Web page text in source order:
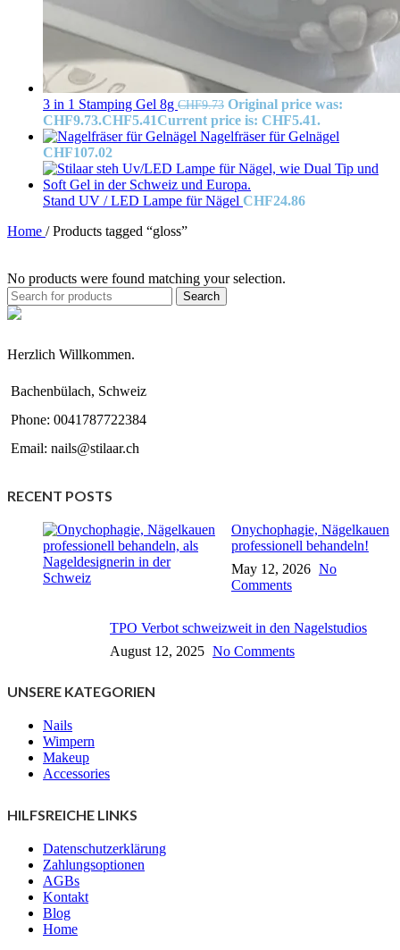
3 in 1 Stamping Gel 8g CHF9.73 Original price was:
CHF9.73.CHF5.41Current price is: CHF5.41.
Nagelfräser für Gelnägel
CHF107.02
Stand UV / LED Lampe für Nägel CHF24.86
Home / Products tagged “gloss”
No products were found matching your selection.
Search
Herzlich Willkommen.
Bachenbülach, Schweiz
Phone: 0041787722384
Email: nails@stilaar.ch
RECENT POSTS
Onychophagie, Nägelkauen
professionell behandeln!
May 12, 2026 No
Comments
TPO Verbot schweizweit in den Nagelstudios
August 12, 2025 No Comments
UNSERE KATEGORIEN
Nails
Wimpern
Makeup
Accessories
HILFSREICHE LINKS
Datenschutzerklärung
Zahlungsoptionen
AGBs
Kontakt
Blog
Home